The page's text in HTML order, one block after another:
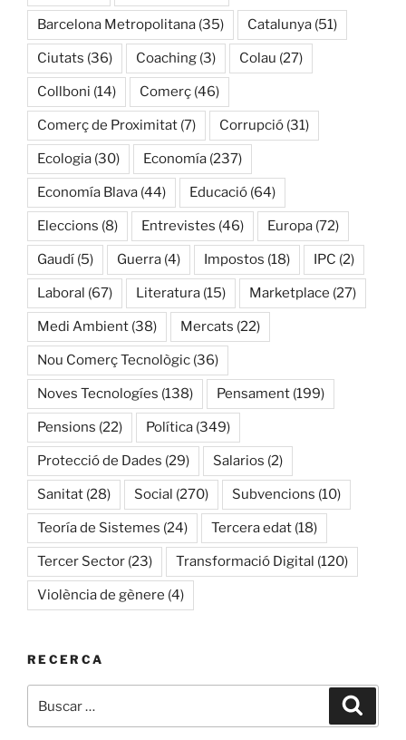
Barcelona Metropolitana (35) Catalunya (51)
Ciutats (36) Coaching (3) Colau (27)
Collboni (14) Comerç (46)
Comerç de Proximitat (7) Corrupció (31)
Ecologia (30) Economía (237)
Economía Blava (44) Educació (64)
Eleccions (8) Entrevistes (46) Europa (72)
Gaudí (5) Guerra (4) Impostos (18) IPC (2)
Laboral (67) Literatura (15) Marketplace (27)
Medi Ambient (38) Mercats (22)
Nou Comerç Tecnològic (36)
Noves Tecnologíes (138) Pensament (199)
Pensions (22) Política (349)
Protecció de Dades (29) Salarios (2)
Sanitat (28) Social (270) Subvencions (10)
Teoría de Sistemes (24) Tercera edat (18)
Tercer Sector (23) Transformació Digital (120)
Violència de gènere (4)
RECERCA
por: